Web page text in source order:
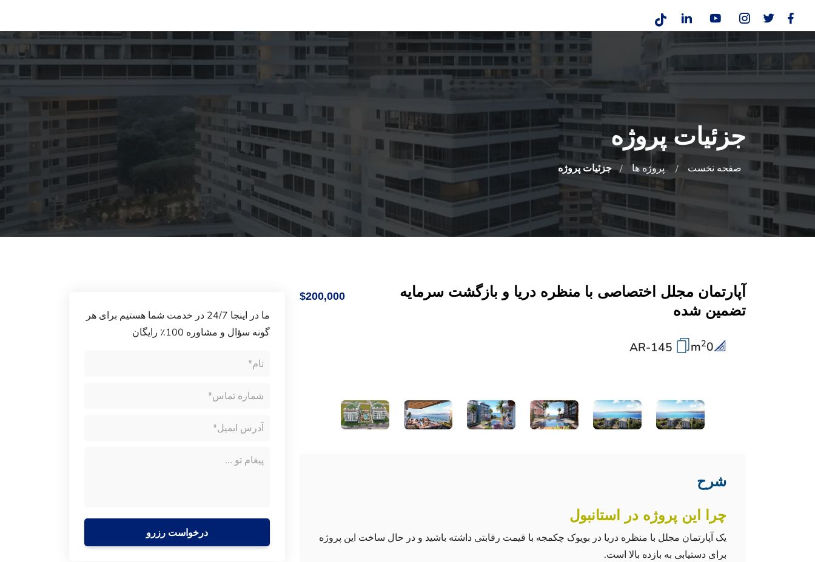
جزئیات پروژه
صفحه نخست پروژه ها جزئیات پروژه
آپارتمان مجلل اختصاصی با منظره دریا و بازگشت سرمایه
تضمین شده
$200,000
0
m2
شرح
چرا این پروژه در استانبول
یک آپارتمان مجلل با منظره دریا در بویوک چکمجه با قیمت رقابتی داشته باشید و در حال ساخت این پروژه
برای دستیابی به بازده بالا است.
ما در اینجا 24/7 در خدمت شما هستیم برای هر
گونه سؤال و مشاوره 100٪ رایگان
درخواست رزرو